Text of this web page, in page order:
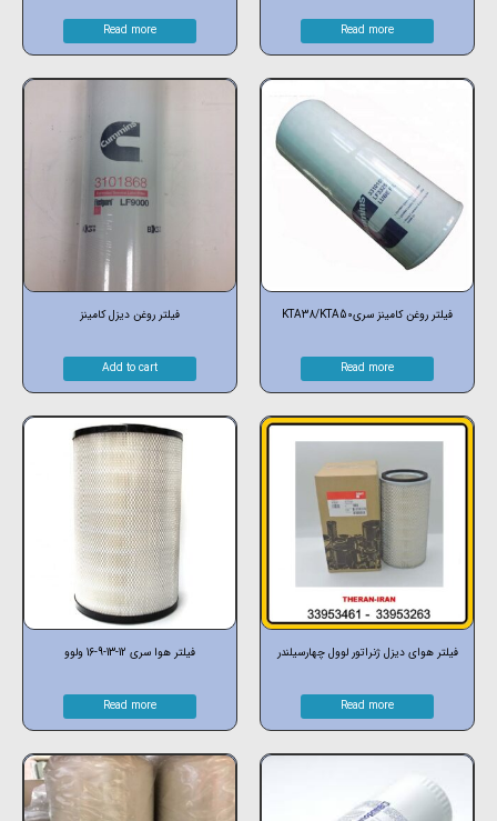
Read more
Read more
فیلتر روغن کامینز سریKTA38/KTA50
Read more
فیلتر روغن دیزل کامینز
Add to cart
فیلتر هوای دیزل ژنراتور لوول چهارسیلندر
Read more
فیلتر هوا سری 12-13-9-16 ولوو
Read more